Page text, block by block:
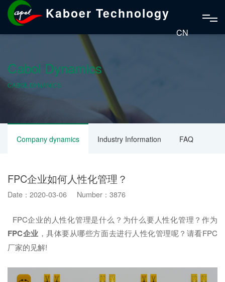
Kaboer Technology
CN
Cabol Dynamics
CABOL DYNAMICS
Company dynamics Industry Information FAQ
FPC企业如何人性化管理？
Date：2020-03-06 Number：3876
FPC企业的人性化管理是什么？为什么要人性化管理？作为
FPC企业 ，具体要从哪些方面去进行人性化管理呢？请看FPC
厂家的见解!